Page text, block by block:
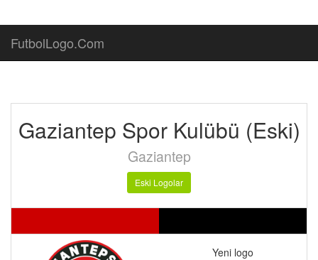
FutbolLogo.Com
Gaziantep Spor Kulübü (Eski)
Gaziantep
Eski Logolar
Yeni logo